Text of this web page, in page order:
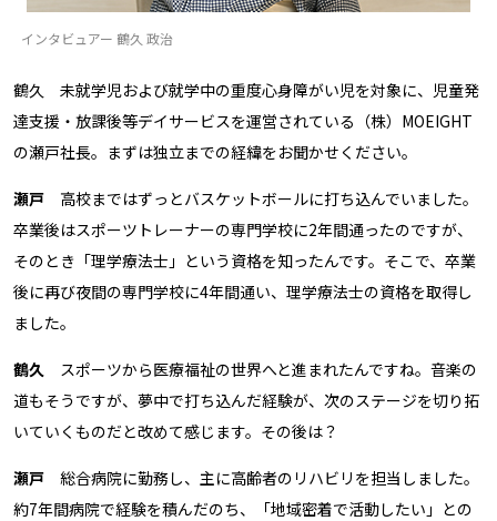
インタビュアー 鶴久 政治
鶴久 未就学児および就学中の重度心身障がい児を対象に、児童発
達支援・放課後等デイサービスを運営されている（株）MOEIGHT
の瀬戸社長。まずは独立までの経緯をお聞かせください。
瀬戸 高校まではずっとバスケットボールに打ち込んでいました。
卒業後はスポーツトレーナーの専門学校に2年間通ったのですが、
そのとき「理学療法士」という資格を知ったんです。そこで、卒業
後に再び夜間の専門学校に4年間通い、理学療法士の資格を取得し
ました。
鶴久 スポーツから医療福祉の世界へと進まれたんですね。音楽の
道もそうですが、夢中で打ち込んだ経験が、次のステージを切り拓
いていくものだと改めて感じます。その後は？
瀬戸 総合病院に勤務し、主に高齢者のリハビリを担当しました。
約7年間病院で経験を積んだのち、「地域密着で活動したい」との